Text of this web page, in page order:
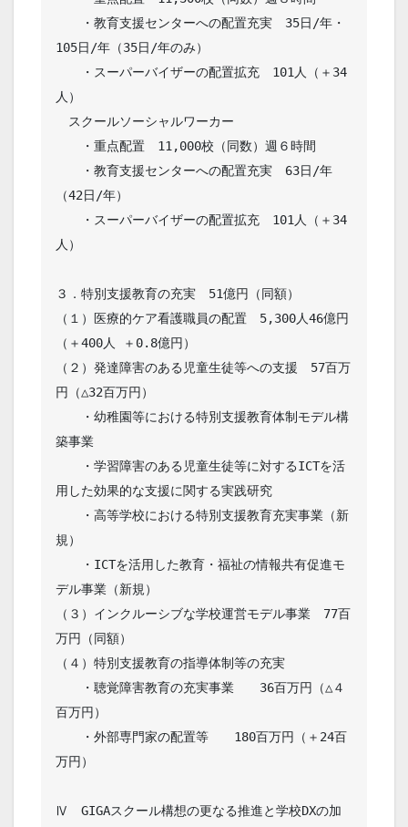
・教育支援センターへの配置充実　35日/年・
105日/年（35日/年のみ）
・スーパーバイザーの配置拡充　101人（＋34
人）
スクールソーシャルワーカー
・重点配置　11,000校（同数）週６時間
・教育支援センターへの配置充実　63日/年
（42日/年）
・スーパーバイザーの配置拡充　101人（＋34
人）
３．特別支援教育の充実　51億円（同額）
（１）医療的ケア看護職員の配置　5,300人46億円
（＋400人 ＋0.8億円）
（２）発達障害のある児童生徒等への支援　57百万
円（△32百万円）
・幼稚園等における特別支援教育体制モデル構
築事業
・学習障害のある児童生徒等に対するICTを活
用した効果的な支援に関する実践研究
・高等学校における特別支援教育充実事業（新
規）
・ICTを活用した教育・福祉の情報共有促進モ
デル事業（新規）
（３）インクルーシブな学校運営モデル事業　77百
万円（同額）
（４）特別支援教育の指導体制等の充実
・聴覚障害教育の充実事業　　36百万円（△４
百万円）
・外部専門家の配置等　　180百万円（＋24百
万円）
Ⅳ　GIGAスクール構想の更なる推進と学校DXの加